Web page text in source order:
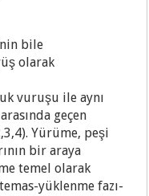
bile
olarak
vuruşu ile aynı
geçen
Yürüme, peşi
bir araya
temel olarak
yüklenme fazı-